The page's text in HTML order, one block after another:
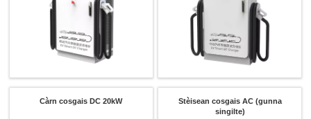
Càrn cosgais DC 20kW
Stèisean cosgais AC (gunna
singilte)